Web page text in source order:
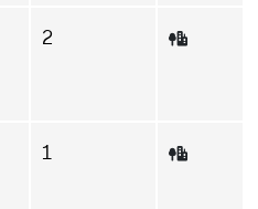
2
1